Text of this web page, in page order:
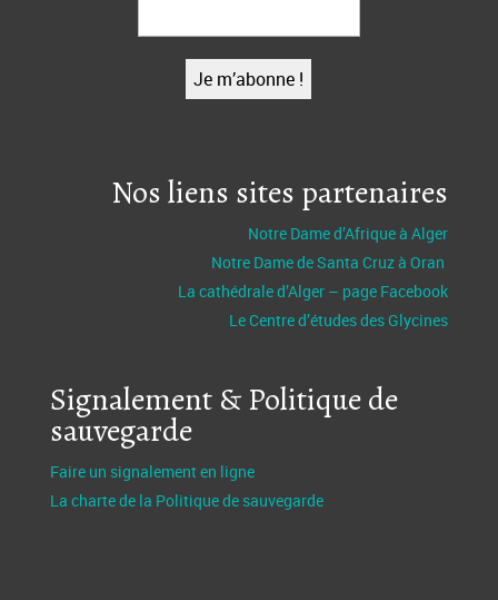
Nos liens sites partenaires
Notre Dame d’Afrique à Alger
Notre Dame de Santa Cruz à Oran
La cathédrale d’Alger – page Facebook
Le Centre d’études des Glycines
Signalement & Politique de
sauvegarde
Faire un signalement en ligne
La charte de la Politique de sauvegarde